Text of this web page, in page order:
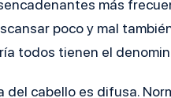
más
poco y mal
todos tienen el
cabello es difusa.